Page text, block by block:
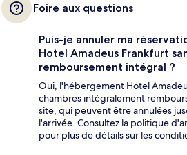
Foire aux questions
Puis-je annuler ma
Hotel Amadeus Frankfurt
remboursement intégral ?
Oui, l'hébergement Hotel
chambres intégralement
site, qui peuvent être annulées
l'arrivée. Consultez la politique
pour plus de détails sur les